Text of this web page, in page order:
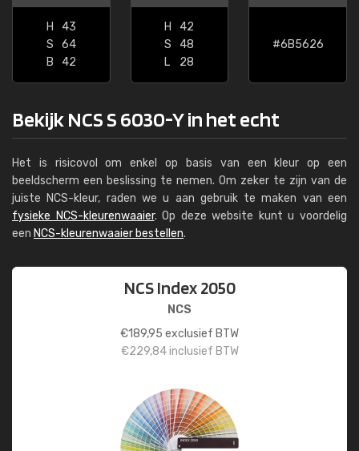
H
43
S
64
B
42
H
42
S
48
L
28
#6B5626
Bekijk NCS S 6030-Y in het echt
Het is risicovol om enkel op basis van een kleur op een
beeldscherm een beslissing te nemen. Om zeker te zijn van de
juiste NCS-kleur, raden we u aan gebruik te maken van een
fysieke NCS-kleurenwaaier. Op deze website kunt u voordelig
een NCS-kleurenwaaier bestellen.
NCS Index 2050
NCS
€189,95 exclusief BTW
€229,84inclusief BTW